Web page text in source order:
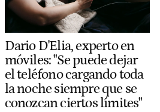
Dario D'Elia, experto en
móviles: "Se puede dejar
el teléfono cargando toda
la noche siempre que se
conozcan ciertos límites"